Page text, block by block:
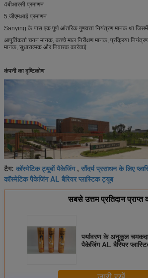
4बीआरसी प्रमाणन
5.जीएमआई प्रमाणन
Sanying के पास एक पूर्ण आंतरिक गुणवत्ता नियंत्रण मानक था
आपूर्तिकर्ता चयन मानक; कच्चे माल निरीक्षण मानक; प्रक्रिया
मानक; सुधारात्मक और निवारक कार्रवाई
कंपनी का दृष्टिकोण
टैग: कॉस्मेटिक ट्यूबों पैकेजिंग, सौंदर्य प्रसाधन के लिए
कॉस्मेटिक पैकेजिंग AL बैरियर प्लास्टिक ट्यूब
सबसे उत्तम प्रतिदान प्राप्त
पर्यावरण के अनुकूल
पैकेजिंग AL बैरियर